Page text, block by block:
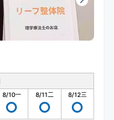
8/10一 8/11二 8/12三